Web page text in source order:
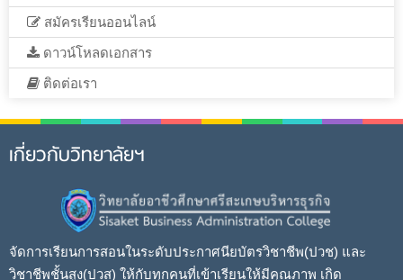
สมัครเรียนออนไลน์
ดาวน์โหลดเอกสาร
ติดต่อเรา
เกี่ยวกับวิทยาลัยฯ
จัดการเรียนการสอนในระดับประกาศนียบัตรวิชาชีพ(ปวช) และ
วิชาชีพชั้นสูง(ปวส) ให้กับทุกคนที่เข้าเรียนให้มีคุณภาพ เกิด